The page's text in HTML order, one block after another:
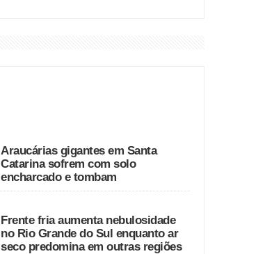
Araucárias gigantes em Santa
Catarina sofrem com solo
encharcado e tombam
Frente fria aumenta nebulosidade
no Rio Grande do Sul enquanto ar
seco predomina em outras regiões